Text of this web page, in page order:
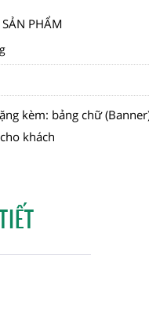
SẢN PHẨM
kèm: bảng chữ
khách